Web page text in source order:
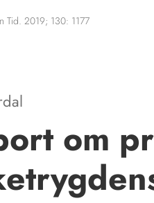
Tid. 2019; 130: 1177
om